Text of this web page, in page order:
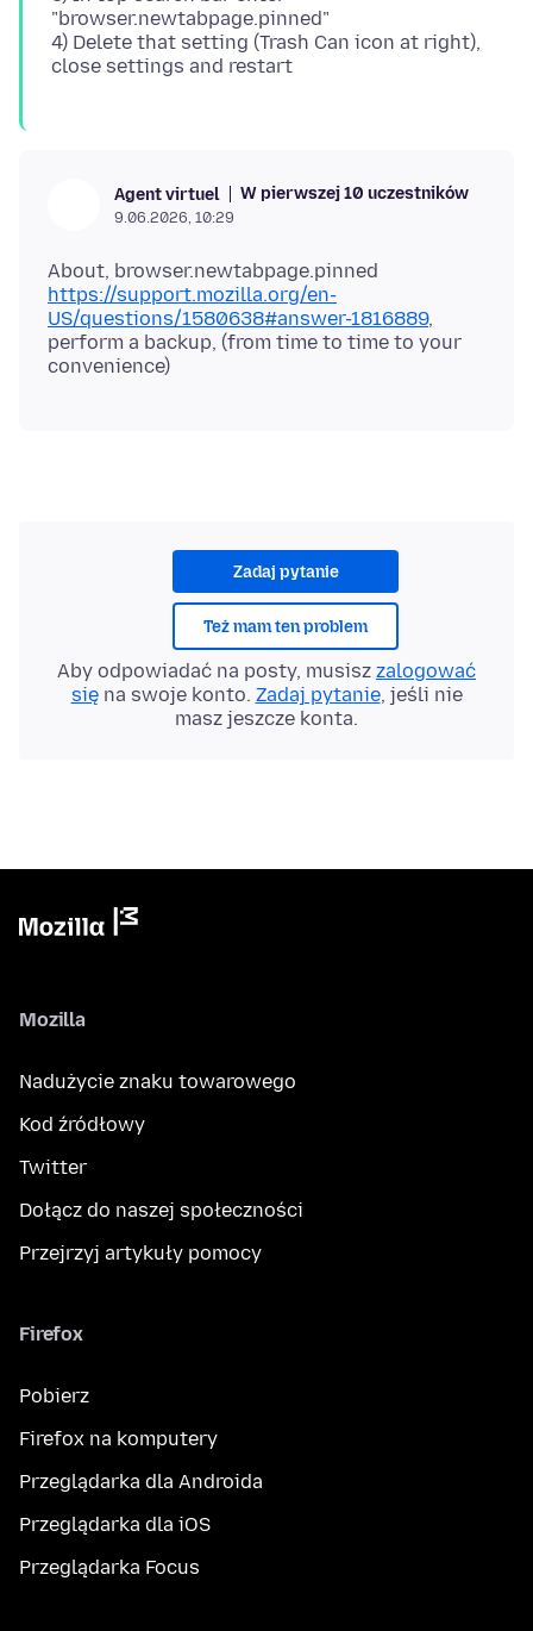
"browser.newtabpage.pinned"
4) Delete that setting (Trash Can icon at right),
Agent virtuel W pierwszej 10 uczestników
9.06.2026, 10:29
https://support.mozilla.org/en-
US/questions/1580638#answer-1816889,
perform a backup, (from time to time to your
Zadaj pytanie
Też mam ten problem
Aby odpowiadać na posty, musisz zalogować
sięna swoje konto. Zadaj pytanie, jeśli nie
masz jeszcze konta.
Mozilla
Nadużycie znaku towarowego
Kod źródłowy
Twitter
Dołącz do naszej społeczności
Przejrzyj artykuły pomocy
Firefox
Pobierz
Firefox na komputery
Przeglądarka dla Androida
Przeglądarka dla iOS
Przeglądarka Focus